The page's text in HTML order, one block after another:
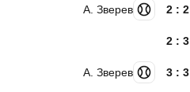
А. Зверев 2 : 2
2 : 3
А. Зверев 3 : 3